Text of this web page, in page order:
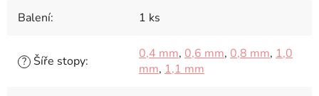
Balení: 1 ks
? Šíře stopy: 0,4 mm, 0,6 mm, 0,8 mm, 1,0
mm, 1,1 mm